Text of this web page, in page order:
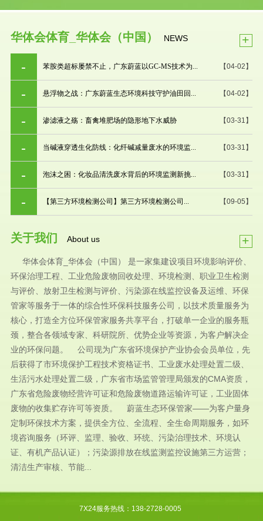
华体会体育_华体会（中国） NEWS +
【04-02】
苯胺类超标屡禁不止，广东蔚蓝以GC-MS技术为...
【04-02】
悬浮物之战：广东蔚蓝生态环境科技守护油田回...
【03-31】
渗滤液之殇：畜禽堆肥场的隐形地下水威胁
【03-31】
当碱液穿透生化防线：化纤碱减量废水的环境监...
【03-31】
泡沫之困：化妆品清洗废水背后的环境监测新挑...
【09-05】
【第三方环境检测公司】第三方环境检测公司...
关于我们 About us +
华体会体育_华体会（中国） 是一家集建设项目环境影响评价、
环保治理工程、工业危险废物回收处理、环境检测、职业卫生检测
与评价、放射卫生检测与评价、污染源在线监控设备及运维、环保
管家等服务于一体的综合性环保科技服务公司，以技术质量服务为
核心，打造全方位环保管家服务共享平台，打破单一企业的服务瓶
颈，整合各领域专家、科研院所、优势企业等资源，为客户解决企
业的环保问题。 公司现为广东省环境保护产业协会会员单位，先
后获得了市环境保护工程技术资格证书、工业废水处理处置二级、
生活污水处理处置二级，广东省市场监管管理局颁发的CMA资质，
广东省危险废物经营许可证和危险废物道路运输许可证，工业固体
废物的收集贮存许可等资质。 蔚蓝生态环保管家——为客户量身
定制环保技术方案，提供全方位、全流程、全生命周期服务，如环
境咨询服务（环评、监理、验收、环统、污染治理技术、环境认
证、有机产品认证）；污染源排放在线监测监控设施第三方运营；
清洁生产审核、节能...
7X24服务热线：138-2728-0005